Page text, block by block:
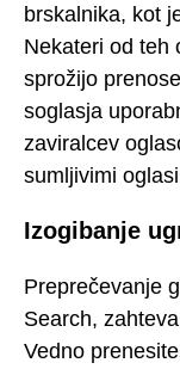
brskalnika, kot
Nekateri od teh
sprožijo
soglasja
zaviralcev
sumljivimi
Izogibanje
Preprečevanje
Search,
Vedno